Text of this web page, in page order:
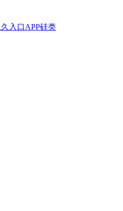
入口APP硅类